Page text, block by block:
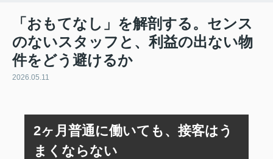
「おもてなし」を解剖する。センス
のないスタッフと、利益の出ない物
件をどう避けるか
2026.05.11
2ヶ月普通に働いても、接客はう
まくならない